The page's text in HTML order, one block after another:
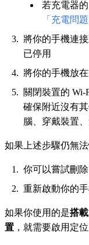
若充電器
「充電問
將你的手機連
已停用
將你的手機放
關閉裝置的 Wi-
確保附近沒有
腦、穿戴裝置、
如果上述步驟仍無法
你可以嘗試刪
重新啟動你的
如果你使用的是搭
置 ，就需要啟用定